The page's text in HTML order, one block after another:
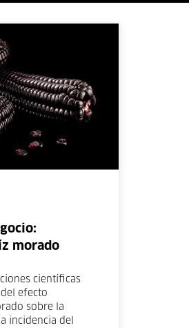
morado
científicas
efecto
sobre la
incidencia del